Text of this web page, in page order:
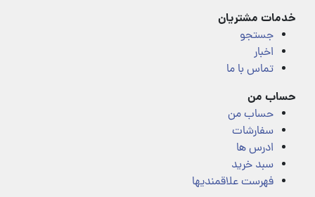
خدمات مشتریان
جستجو
اخبار
تماس با ما
حساب من
حساب من
سفارشات
ادرس ها
سبد خرید
فهرست علاقمندیها